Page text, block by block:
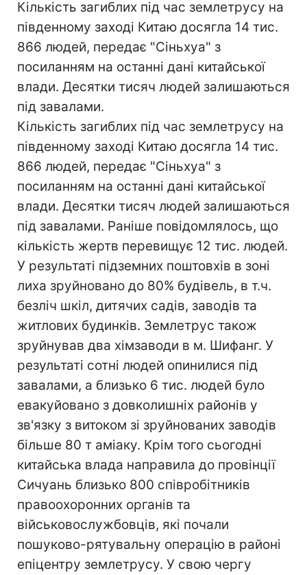
Кількість загиблих під час землетрусу на
південному заході Китаю досягла 14 тис.
866 людей, передає "Сіньхуа" з
посиланням на останні дані китайської
влади. Десятки тисяч людей залишаються
під завалами.
Кількість загиблих під час землетрусу на
південному заході Китаю досягла 14 тис.
866 людей, передає "Сіньхуа" з
посиланням на останні дані китайської
влади. Десятки тисяч людей залишаються
під завалами. Раніше повідомлялось, що
кількість жертв перевищує 12 тис. людей.
У результаті підземних поштовхів в зоні
лиха зруйновано до 80% будівель, в т.ч.
безліч шкіл, дитячих садів, заводів та
житлових будинків. Землетрус також
зруйнував два хімзаводи в м. Шифанг. У
результаті сотні людей опинилися під
завалами, а близько 6 тис. людей було
евакуйовано з довколишніх районів у
зв'язку з витоком зі зруйнованих заводів
більше 80 т аміаку. Крім того сьогодні
китайська влада направила до провінції
Сичуань близько 800 співробітників
правоохоронних органів та
військовослужбовців, які почали
пошуково-рятувальну операцію в районі
епіцентру землетрусу. У свою чергу